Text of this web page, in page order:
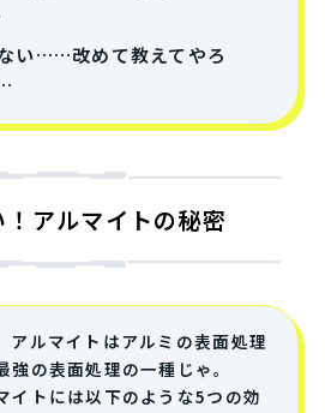
い……改めて教えてやろ
アルマイトの秘密
アルマイトはアルミの表面処理
強の表面処理の一種じゃ。
イトには以下のような5つの効